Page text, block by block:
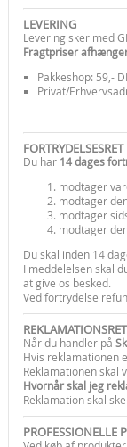
LEVERING
Levering sker med
Fragtpriser
Pakkeshop: 59,-
Privat/
FORTRYDELSESRET
Du har 14 dages
modtager
modtager
modtager
modtager
Du skal inden 14
I meddelelsen skal
at give os besked.
Ved fortrydelse
REKLAMATIONSRET
Når du handler på
Hvis reklamationen
Reklamationen skal
Hvornår skal jeg
Reklamation skal
PROFESSIONELLE